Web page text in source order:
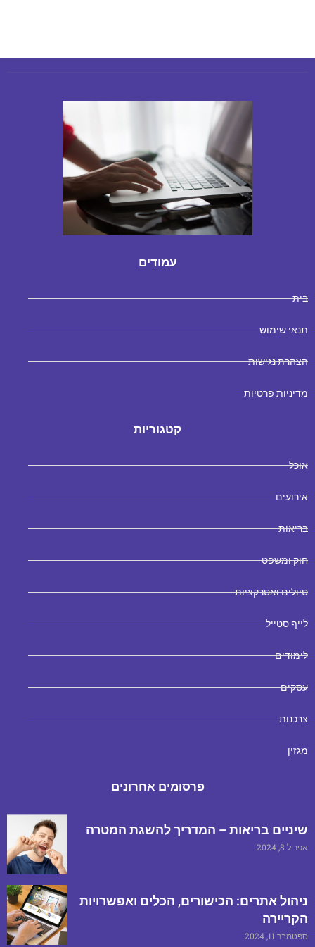
עמודים
בית
תנאי שימוש
הצהרת נגישות
מדיניות פרטיות
קטגוריות
אוכל
אירועים
בריאות
חוק ומשפט
טיולים ואטרקציות
לייף סטייל
לימודים
עסקים
צרכנות
מגזין
פרסומים אחרונים
שיניים בריאות – המדריך להשגת המטרה
אפריל 8, 2024
ניהול אתרים: הכישורים, הכלים ואפשרויות
הקריירה
ספטמבר 11, 2024